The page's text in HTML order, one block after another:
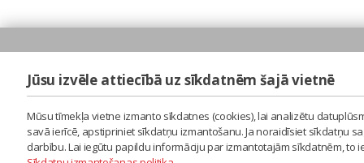
Jūsu izvēle attiecībā uz sīkdatnēm šajā vietnē
Mūsu tīmekļa vietne izmanto sīkdatnes (cookies), lai analizētu
savā ierīcē, apstipriniet sīkdatņu izmantošanu. Ja noraidīsiet sīkdatņu
darbību. Lai iegūtu papildu informāciju par izmantotajām sīkdatnēm,